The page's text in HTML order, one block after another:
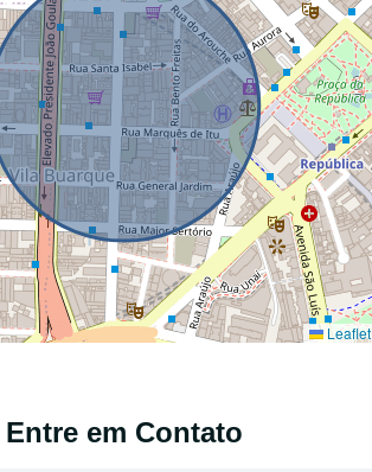
Leaflet
Entre em Contato